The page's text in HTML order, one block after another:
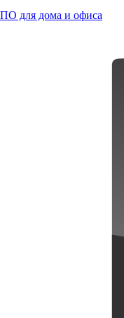
ПО для дома и офиса